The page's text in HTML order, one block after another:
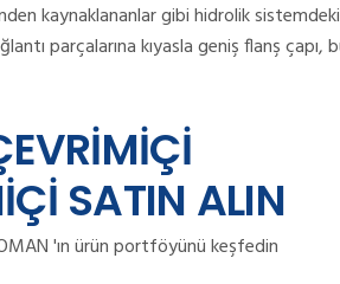
kaynaklananlar gibi hidrolik
parçalarına kıyasla geniş flanş çapı,
SATIN ALIN
'ın ürün portföyünü keşfedin